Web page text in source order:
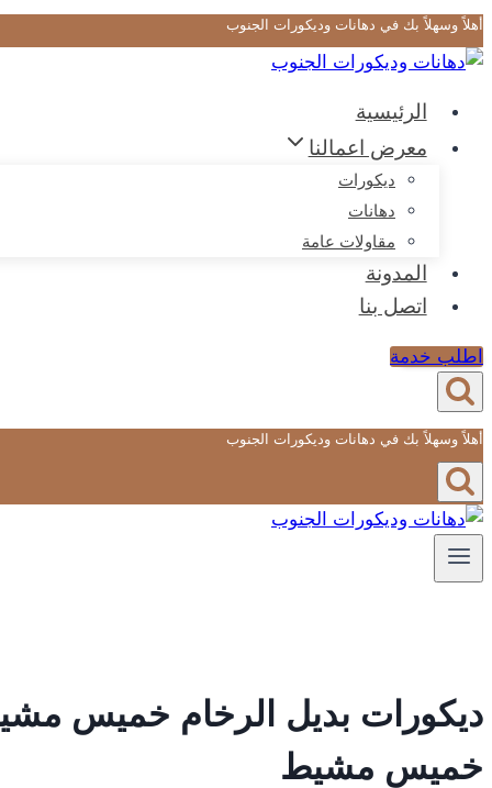
التجاوز
إلى
أهلاً وسهلاً بك في دهانات وديكورات الجنوب
الرئيسية
معرض اعمالنا
ديكورات
دهانات
مقاولات عامة
المدونة
اتصل بنا
اطلب خدمة
أهلاً وسهلاً بك في دهانات وديكورات الجنوب
ديكورات بديل الرخام خميس
خميس مشيط